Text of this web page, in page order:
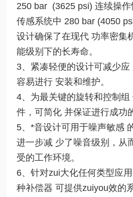
250 bar (3625 psi) 连续操
传感系统中 280 bar (4050
设计确保了在现代 功率密集
能级别下的长寿命。
3、紧凑轻便的设计可减少
容易进行 安装和维护。
4、为最关键的旋转和控制组
件，可简化 并保证进行成功
5、*音设计可用于噪声敏感
进一步减 少了噪音级别，从
受的工作环境。
6、针对zui大化任何类型应
种补偿器 可提供zuiyou效的